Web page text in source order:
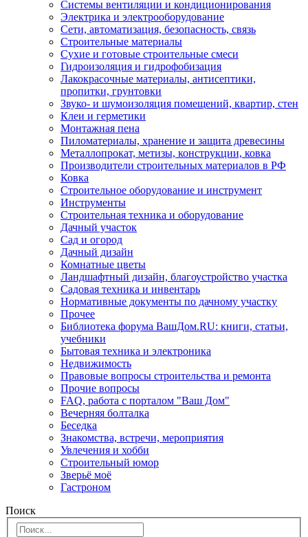
Системы вентиляции и кондиционирования
Электрика и электрооборудование
Сети, автоматизация, безопасность, связь
Строительные материалы
Сухие и готовые строительные смеси
Гидроизоляция и гидрофобизация
Лакокрасочные материалы, антисептики,
пропитки, грунтовки
Звуко- и шумоизоляция помещений, квартир, стен
Клеи и герметики
Монтажная пена
Пиломатериалы, хранение и защита древесины
Металлопрокат, метизы, конструкции, ковка
Производители строительных материалов в РФ
Ковка
Строительное оборудование и инструмент
Инструменты
Строительная техника и оборудование
Дачный участок
Сад и огород
Дачный дизайн
Комнатные цветы
Ландшафтный дизайн, благоустройство участка
Садовая техника и инвентарь
Нормативные документы по дачному участку
Прочее
Библиотека форума ВашДом.RU: книги, статьи,
учебники
Бытовая техника и электроника
Недвижимость
Правовые вопросы строительства и ремонта
Прочие вопросы
FAQ, работа с порталом "Ваш Дом"
Вечерняя болталка
Беседка
Знакомства, встречи, мероприятия
Увлечения и хобби
Строительный юмор
Зверьё моё
Гастроном
Поиск